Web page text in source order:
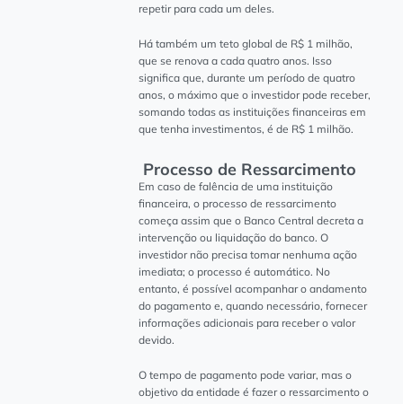
repetir para cada um deles.
Há também um teto global de R$ 1 milhão,
que se renova a cada quatro anos. Isso
significa que, durante um período de quatro
anos, o máximo que o investidor pode receber,
somando todas as instituições financeiras em
que tenha investimentos, é de R$ 1 milhão.
Processo de Ressarcimento
Em caso de falência de uma instituição
financeira, o processo de ressarcimento
começa assim que o Banco Central decreta a
intervenção ou liquidação do banco. O
investidor não precisa tomar nenhuma ação
imediata; o processo é automático. No
entanto, é possível acompanhar o andamento
do pagamento e, quando necessário, fornecer
informações adicionais para receber o valor
devido.
O tempo de pagamento pode variar, mas o
objetivo da entidade é fazer o ressarcimento o